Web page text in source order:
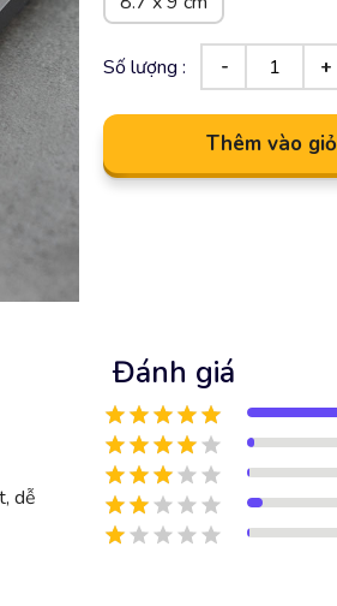
Số lượng :
Thêm vào giỏ
dễ
Đánh giá